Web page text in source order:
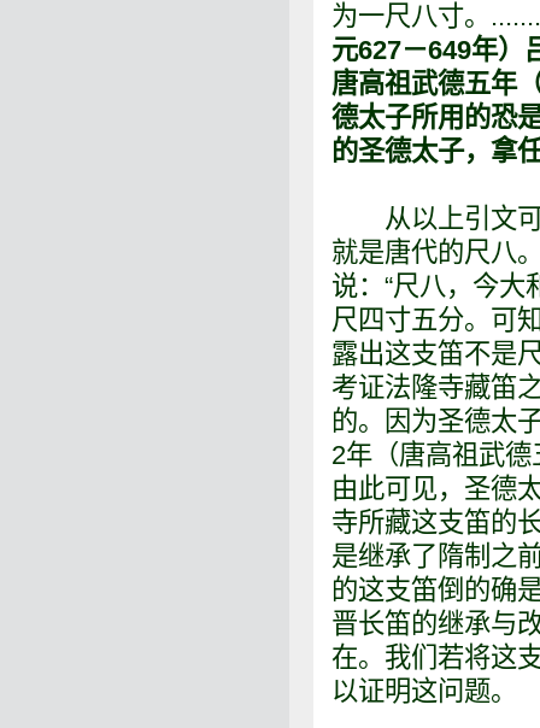
为一尺八寸。
元627－649年）
唐高祖武德五年
德太子所用的恐
的圣德太子，拿
从以上引文可
就是唐代的尺八
说：“尺八，今
尺四寸五分。可
露出这支笛不是
考证法隆寺藏笛
的。因为圣德太
2年（唐高祖武
由此可见，圣德
寺所藏这支笛的
是继承了隋制之
的这支笛倒的确
晋长笛的继承与
在。我们若将这
以证明这问题。